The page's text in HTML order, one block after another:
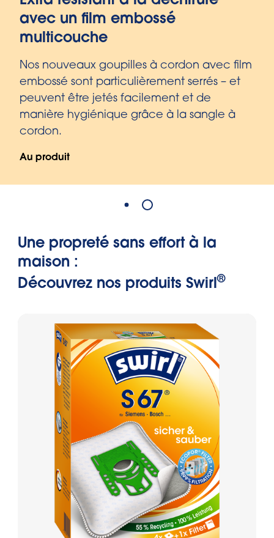
avec un film embossé
multicouche
Nos nouveaux goupilles à cordon avec film
embossé sont particulièrement serrés – et
peuvent être jetés facilement et de
manière hygiénique grâce à la sangle à
cordon.
Au produit
Une propreté sans effort à la
maison :
Découvrez nos produits Swirl®